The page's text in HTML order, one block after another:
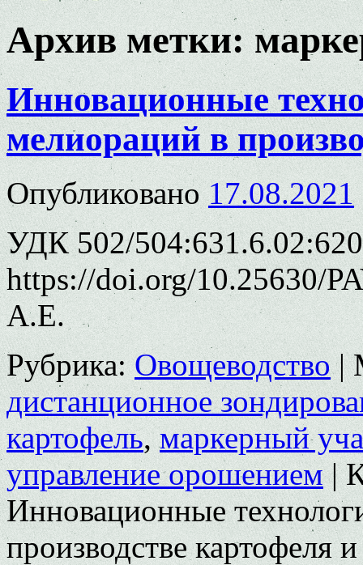
Архив метки:
Инновационные
мелиораций в
Опубликовано 17.08.2021
УДК 502/
https://doi.org/10.25630/
А.Е.
Рубрика: Овощеводство |
дистанционное
картофель,маркерный
управление орошением |
Инновационные
производстве картофеля